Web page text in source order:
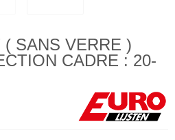
( SANS VERRE )
CADRE : 20-